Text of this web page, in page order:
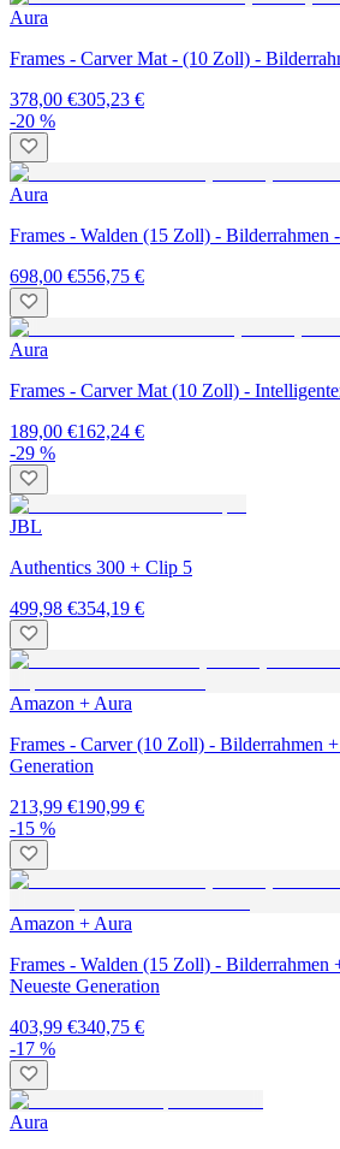
Aura
Frames - Carver Mat - (10 Zoll) -
378,00 €305,23 €
-20 %
Aura
Frames - Walden (15 Zoll) - Bilderrahmen
698,00 €556,75 €
Aura
Frames - Carver Mat (10 Zoll) -
189,00 €162,24 €
-29 %
JBL
Authentics 300 + Clip 5
499,98 €354,19 €
Amazon + Aura
Frames - Carver (10 Zoll) - Bilderrahmen
Generation
213,99 €190,99 €
-15 %
Amazon + Aura
Frames - Walden (15 Zoll) - Bilderrahmen
Neueste Generation
403,99 €340,75 €
-17 %
Aura